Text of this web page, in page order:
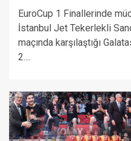
EuroCup 1 Finallerinde
İstanbul Jet Tekerlekli
maçında karşılaştığı
2....